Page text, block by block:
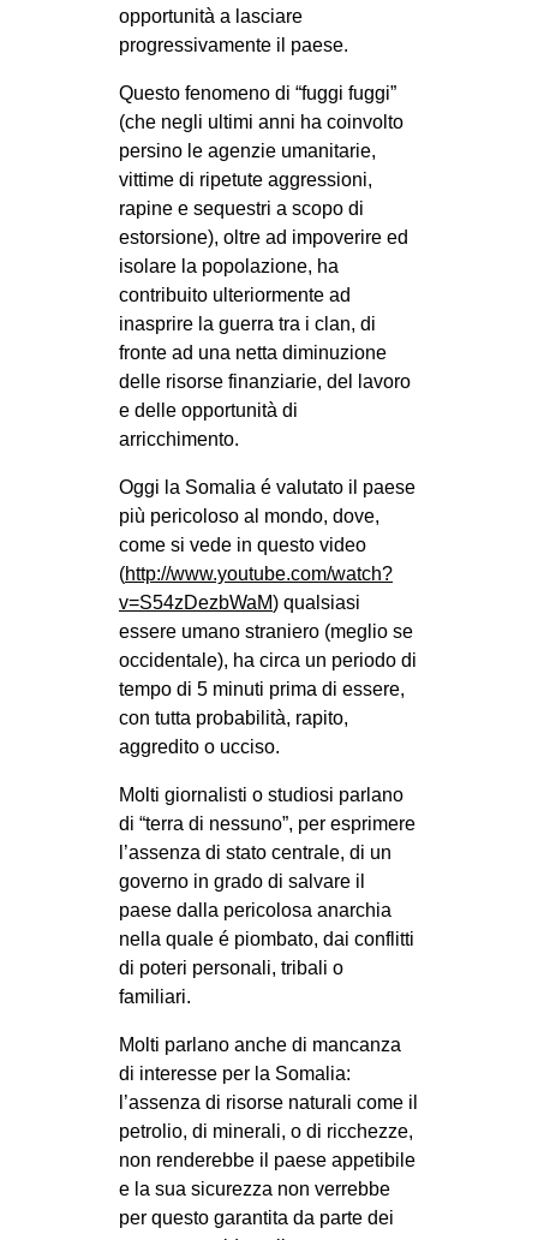
opportunità a lasciare
progressivamente il paese.
Questo fenomeno di “fuggi fuggi”
(che negli ultimi anni ha coinvolto
persino le agenzie umanitarie,
vittime di ripetute aggressioni,
rapine e sequestri a scopo di
estorsione), oltre ad impoverire ed
isolare la popolazione, ha
contribuito ulteriormente ad
inasprire la guerra tra i clan, di
fronte ad una netta diminuzione
delle risorse finanziarie, del lavoro
e delle opportunità di
arricchimento.
Oggi la Somalia é valutato il paese
più pericoloso al mondo, dove,
come si vede in questo video
(http://www.youtube.com/watch?
v=S54zDezbWaM) qualsiasi
essere umano straniero (meglio se
occidentale), ha circa un periodo di
tempo di 5 minuti prima di essere,
con tutta probabilità, rapito,
aggredito o ucciso.
Molti giornalisti o studiosi parlano
di “terra di nessuno”, per esprimere
l’assenza di stato centrale, di un
governo in grado di salvare il
paese dalla pericolosa anarchia
nella quale é piombato, dai conflitti
di poteri personali, tribali o
familiari.
Molti parlano anche di mancanza
di interesse per la Somalia:
l’assenza di risorse naturali come il
petrolio, di minerali, o di ricchezze,
non renderebbe il paese appetibile
e la sua sicurezza non verrebbe
per questo garantita da parte dei